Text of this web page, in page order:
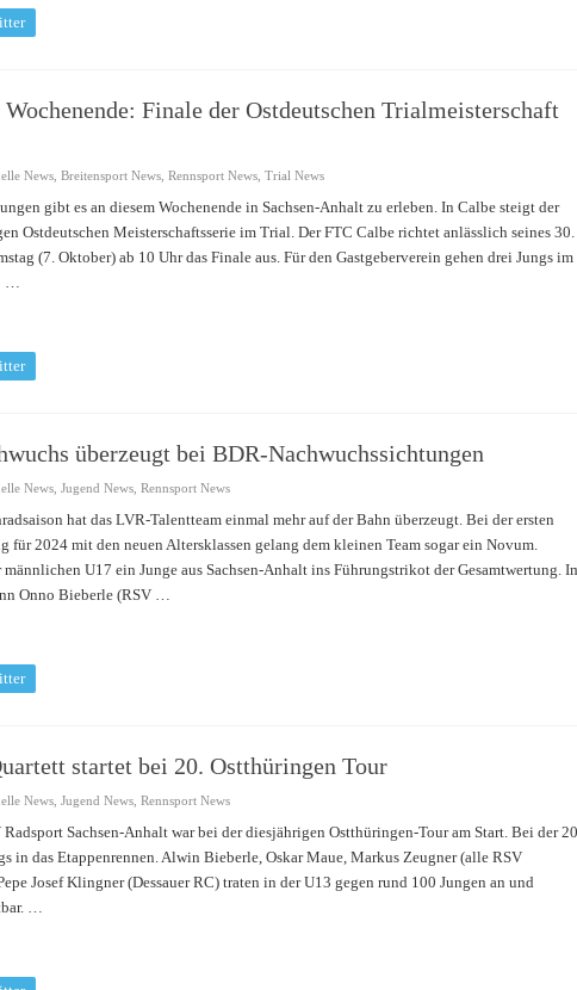
Finale der Ostdeutschen Trialmeisterschaft
News, Breitensport News, Rennsport News, Trial News
gibt es an diesem Wochenende in Sachsen-Anhalt zu erleben. In Calbe steigt der
Ostdeutschen Meisterschaftsserie im Trial. Der FTC Calbe richtet anlässlich seines 30.
(7. Oktober) ab 10 Uhr das Finale aus. Für den Gastgeberverein gehen drei Jungs im
…
überzeugt bei BDR-Nachwuchssichtungen
News, Jugend News, Rennsport News
hat das LVR-Talentteam einmal mehr auf der Bahn überzeugt. Bei der ersten
für 2024 mit den neuen Altersklassen gelang dem kleinen Team sogar ein Novum.
U17 ein Junge aus Sachsen-Anhalt ins Führungstrikot der Gesamtwertung.
Onno Bieberle (RSV …
startet bei 20. Ostthüringen Tour
News, Jugend News, Rennsport News
Sachsen-Anhalt war bei der diesjährigen Ostthüringen-Tour am Start. Bei der
in das Etappenrennen. Alwin Bieberle, Oskar Maue, Markus Zeugner (alle RSV
Josef Klingner (Dessauer RC) traten in der U13 gegen rund 100 Jungen an und
…